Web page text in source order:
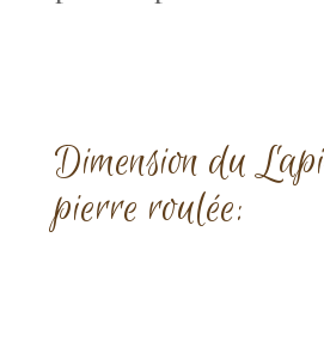
Dimension du
pierre roulée: